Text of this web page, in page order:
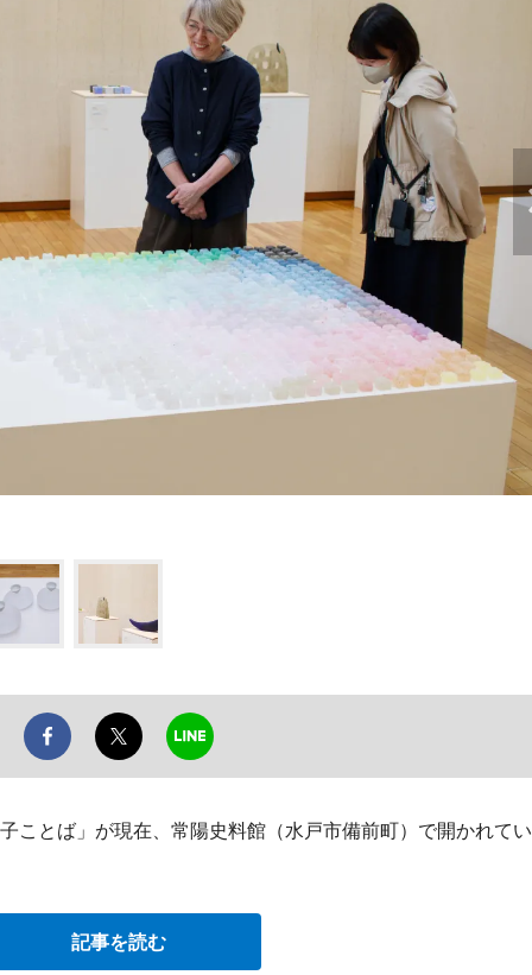
ことば」が現在、常陽史料館（水戸市備前町）で開かれてい
記事を読む